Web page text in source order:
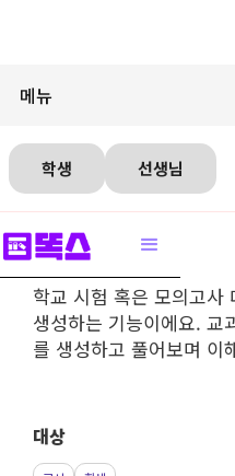
메뉴
학생 선생님
서술형 문제 생성
학교 시험 혹은 모의고사
생성하는 기능이에요. 교
를 생성하고 풀어보며 이
대상